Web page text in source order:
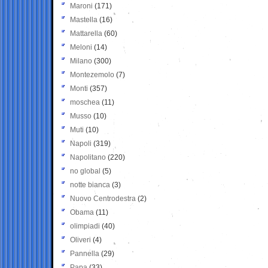
Maroni (171)
Mastella (16)
Mattarella (60)
Meloni (14)
Milano (300)
Montezemolo (7)
Monti (357)
moschea (11)
Musso (10)
Muti (10)
Napoli (319)
Napolitano (220)
no global (5)
notte bianca (3)
Nuovo Centrodestra (2)
Obama (11)
olimpiadi (40)
Oliveri (4)
Pannella (29)